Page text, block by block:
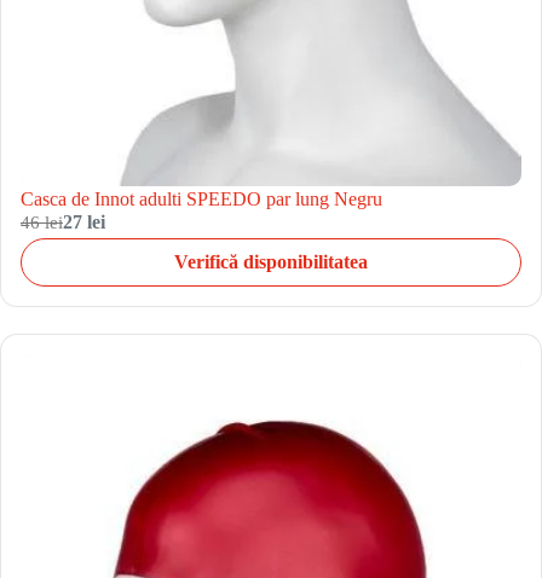
Casca de Innot adulti SPEEDO par lung Negru
46 lei27 lei
Verifică disponibilitatea